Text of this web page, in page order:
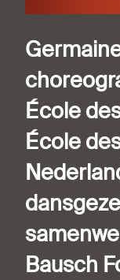
École
École
Bausch